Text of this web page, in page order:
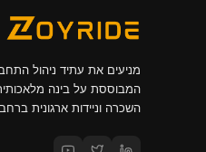
המבוססת על בינה
השכרה וניידות ארגונית